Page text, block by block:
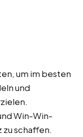
um im besten
und
Win-Win-
zu schaffen.